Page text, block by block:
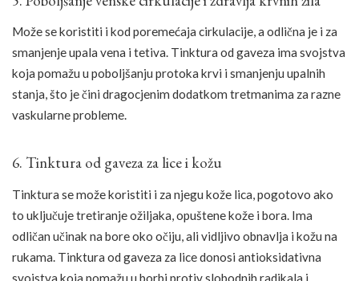
Može se koristiti i kod poremećaja cirkulacije, a odlična je i za
smanjenje upala vena i tetiva. Tinktura od gaveza ima svojstva
koja pomažu u poboljšanju protoka krvi i smanjenju upalnih
stanja, što je čini dragocjenim dodatkom tretmanima za razne
vaskularne probleme.
6. Tinktura od gaveza za lice i kožu
Tinktura se može koristiti i za njegu kože lica, pogotovo ako
to uključuje tretiranje ožiljaka, opuštene kože i bora. Ima
odličan učinak na bore oko očiju, ali vidljivo obnavlja i kožu na
rukama. Tinktura od gaveza za lice donosi antioksidativna
svojstva koja pomažu u borbi protiv slobodnih radikala i